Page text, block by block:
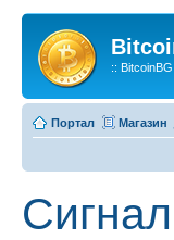
::
Портал Магазин